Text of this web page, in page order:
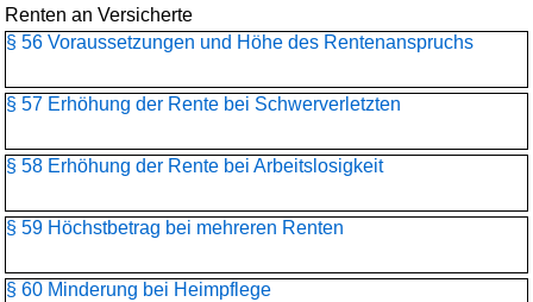
Renten an Versicherte
§ 56 Voraussetzungen und Höhe des Rentenanspruchs
§ 57 Erhöhung der Rente bei Schwerverletzten
§ 58 Erhöhung der Rente bei Arbeitslosigkeit
§ 59 Höchstbetrag bei mehreren Renten
§ 60 Minderung bei Heimpflege